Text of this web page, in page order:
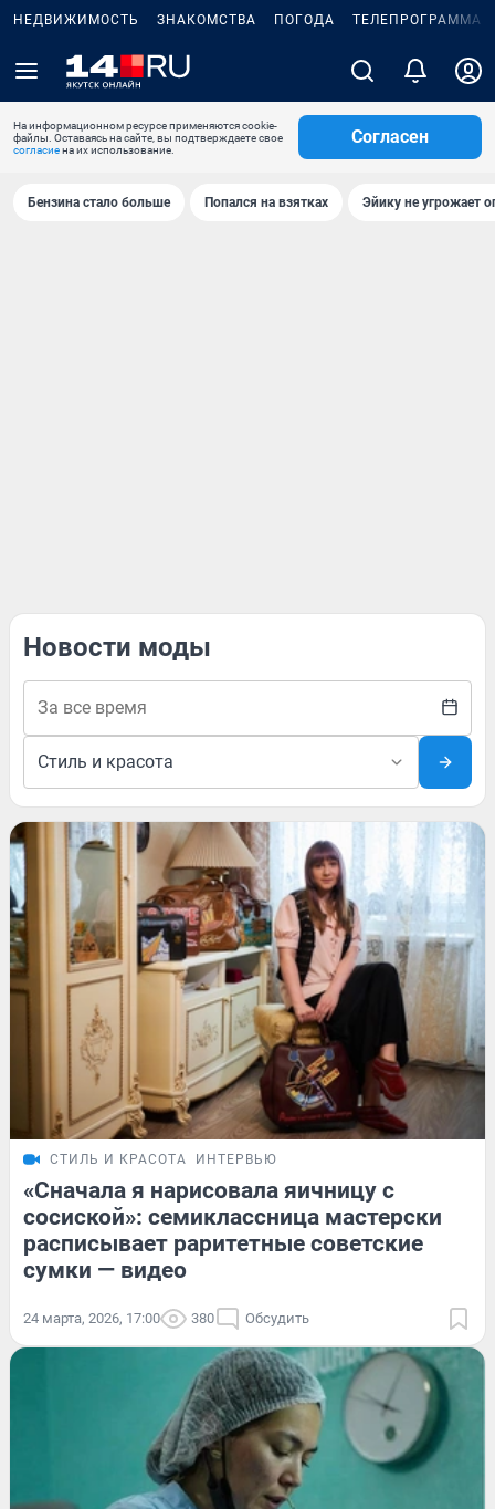
НЕДВИЖИМОСТЬ ЗНАКОМСТВА ПОГОДА ТЕЛЕПРОГРАММА
На информационном ресурсе применяются cookie-
файлы. Оставаясь на сайте, вы подтверждаете свое
согласиена их использование.
Согласен
Бензина стало больше Попался на взятках Эйику не угрожает
Новости моды
СТИЛЬ И КРАСОТА ИНТЕРВЬЮ
«Сначала я нарисовала яичницу с
сосиской»: семиклассница мастерски
расписывает раритетные советские
сумки — видео
24 марта, 2026, 17:00 380 Обсудить